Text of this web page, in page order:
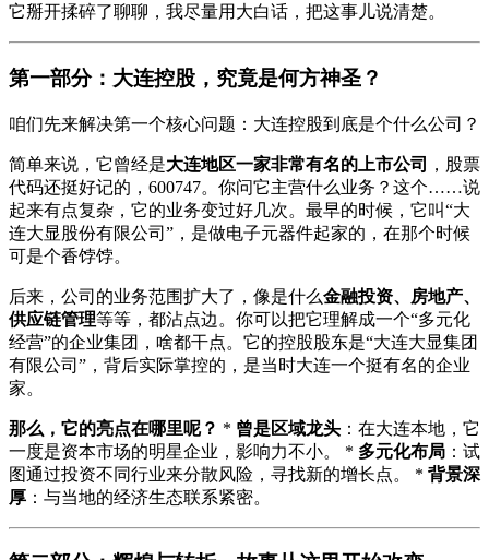
它掰开揉碎了聊聊，我尽量用大白话，把这事儿说清楚。
第一部分：大连控股，究竟是何方神圣？
咱们先来解决第一个核心问题：大连控股到底是个什么公司？
简单来说，它曾经是大连地区一家非常有名的上市公司
，股票
代码还挺好记的，600747。你问它主营什么业务？这个……说
起来有点复杂，它的业务变过好几次。最早的时候，它叫“大
连大显股份有限公司”，是做电子元器件起家的，在那个时候
可是个香饽饽。
后来，公司的业务范围扩大了，像是什么金融投资、房地产、
供应链管理等等，都沾点边。你可以把它理解成一个“多元化
经营”的企业集团，啥都干点。它的控股股东是“大连大显集团
有限公司”，背后实际掌控的，是当时大连一个挺有名的企业
家。
那么，它的亮点在哪里呢？ * 曾是区域龙头 ：在大连本地，它
一度是资本市场的明星企业，影响力不小。 * 多元化布局 ：试
图通过投资不同行业来分散风险，寻找新的增长点。 * 背景深
厚 ：与当地的经济生态联系紧密。